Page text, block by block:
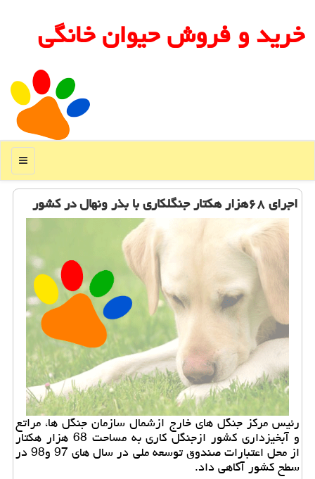
خرید و فروش حیوان خانگی
منو
اجرای ۶۸هزار هكتار جنگلكاری با بذر ونهال در كشور
رئیس مركز جنگل های خارج ازشمال سازمان جنگل ها، مراتع
و آبخیزداری كشور ازجنگل كاری به مساحت 68 هزار هكتار
از محل اعتبارات صندوق توسعه ملی در سال های 97 و98 در
سطح كشور آگاهی داد.